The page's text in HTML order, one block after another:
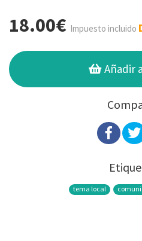
18.00€ Impuesto incluido
Añadir
tema local